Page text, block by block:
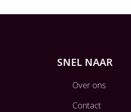
SNEL NAAR
Over ons
Contact